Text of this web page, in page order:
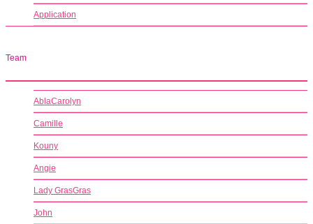
Application
Team
AblaCarolyn
Camille
Kouny
Angie
Lady GrasGras
John